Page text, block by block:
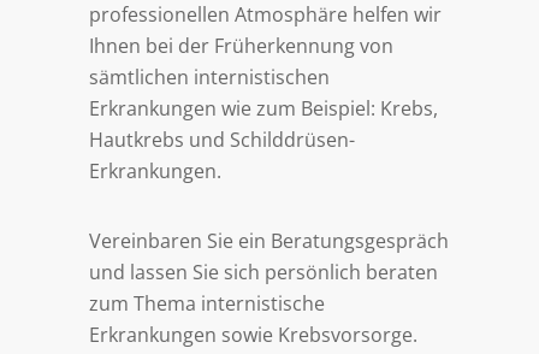
professionellen Atmosphäre helfen wir
Ihnen bei der Früherkennung von
sämtlichen internistischen
Erkrankungen wie zum Beispiel: Krebs,
Hautkrebs und Schilddrüsen-
Erkrankungen.
Vereinbaren Sie ein Beratungsgespräch
und lassen Sie sich persönlich beraten
zum Thema internistische
Erkrankungen sowie Krebsvorsorge.